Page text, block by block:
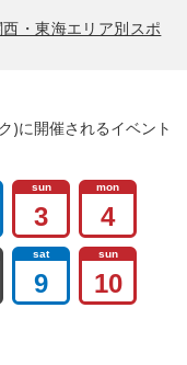
・東海エリア別スポ
)に開催されるイベント
sun
3
mon
4
sat
9
sun
10